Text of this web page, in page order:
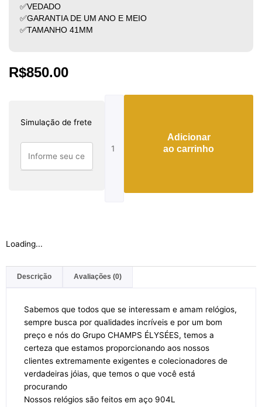
✅VEDADO
✅GARANTIA DE UM ANO E MEIO
✅TAMANHO 41MM
R$850.00
Simulação de frete
Adicionar
ao carrinho
Loading...
Descrição Avaliações (0)
Sabemos que todos que se interessam e amam relógios,
sempre busca por qualidades incríveis e por um bom
preço e nós do Grupo CHAMPS ÉLYSÉES, temos a
certeza que estamos proporcionando aos nossos
clientes extremamente exigentes e colecionadores de
verdadeiras jóias, que temos o que você está
procurando
Nossos relógios são feitos em aço 904L